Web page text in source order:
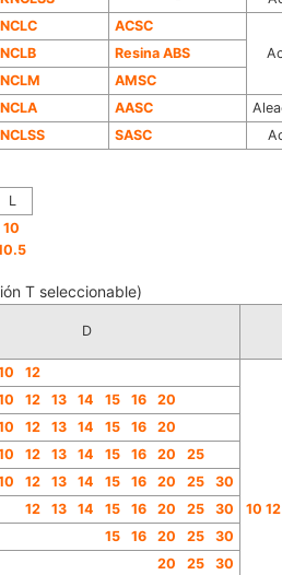
NCLC
ACSC
NCLB
Resina ABS
NCLM
AMSC
NCLA
AASC
NCLSS
SASC
L
10
T seleccionable)
D
12
10
12 13 14 15 16
20
12 13 14 15 16
20
12 13 14 15 16 20
25
12 13 14 15 16 20 25
30
12 13 14 15 16 20 25
30
15 16 20 25
30
20 25 30